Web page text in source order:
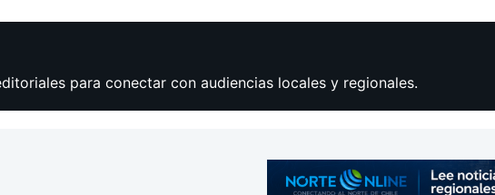
para conectar con audiencias locales y regionales.